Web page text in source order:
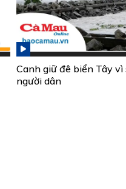
Canh giữ đê biển Tây
người dân